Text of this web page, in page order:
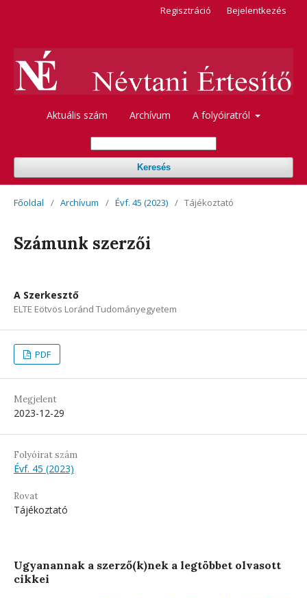
Aktuális szám Archívum A folyóiratról
Keresés
Regisztráció Bejelentkezés
Főoldal / Archívum / Évf. 45 (2023) / Tájékoztató
Számunk szerzői
A Szerkesztő
ELTE Eötvös Loránd Tudományegyetem
PDF
Megjelent
2023-12-29
Folyóirat szám
Évf. 45 (2023)
Rovat
Tájékoztató
Ugyanannak a szerző(k)nek a legtöbbet olvasott
cikkei